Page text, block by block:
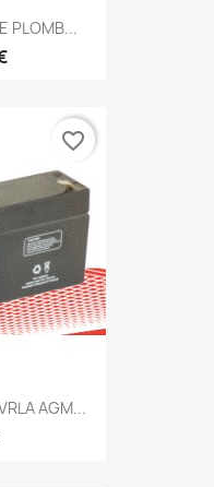
PLOMB...
AGM...
favorite_border